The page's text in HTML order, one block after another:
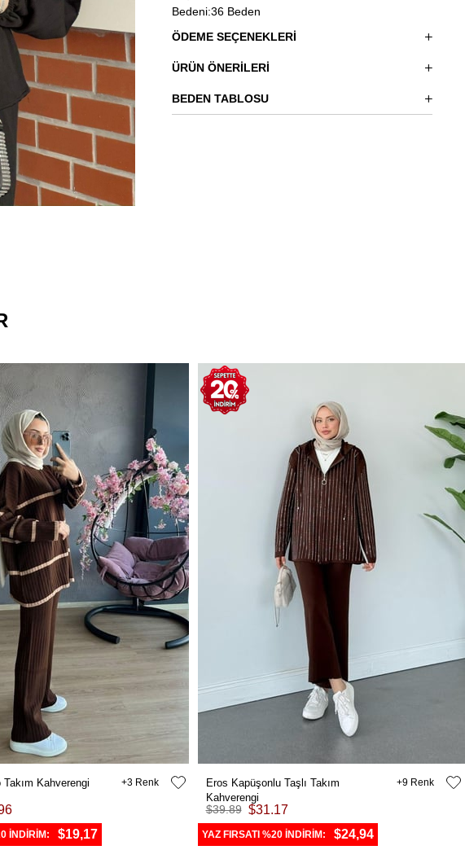
Bedeni:36 Beden
ÖDEME SEÇENEKLERI
ÜRÜN ÖNERILERI
BEDEN TABLOSU
Kahverengi 3
İNDİRİM: $19,17
Eros Kapüşonlu Taşlı Takım
Kahverengi
$31.17
$39.89
9
YAZ FIRSATI %20 İNDİRİM: $24,94